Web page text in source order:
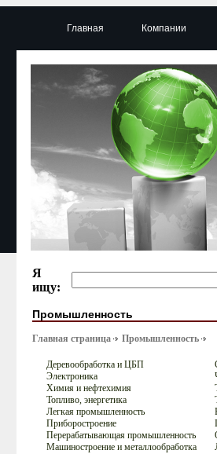
Главная Компании
Я
ищу:
Промышленность
Главная страница Промышленность
Деревообработка и ЦБП
Электроника
Химия и нефтехимия
Топливо, энергетика
Легкая промышленность
Приборостроение
Перерабатывающая промышленность
Машиностроение и металлообработка